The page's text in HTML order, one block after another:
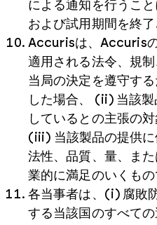
による通知を行うこ
および試用期間を終
Accurisは、Accuris
適用される法令、規
当局の決定を遵守す
した場合、 (ii) 当該
しているとの主張の
(iii) 当該製品の提供
法性、品質、量、ま
業的に満足のいくもの
各当事者は、(i) 腐敗
する当該国のすべて